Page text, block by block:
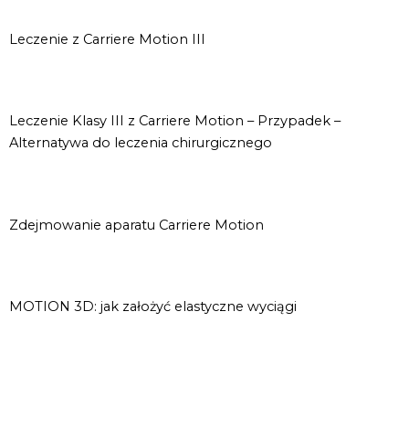
Leczenie z Carriere Motion III
Leczenie Klasy III z Carriere Motion – Przypadek –
Alternatywa do leczenia chirurgicznego
Zdejmowanie aparatu Carriere Motion
MOTION 3D: jak założyć elastyczne wyciągi